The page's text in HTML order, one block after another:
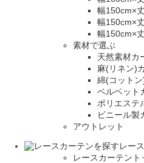
幅150cm×
幅150cm×
幅150cm×
素材で選ぶ
天然素材カ
麻(リネン)
綿(コット
ベルベット
ポリエステ
ビニール製
アウトレット
レー
レースカーテント